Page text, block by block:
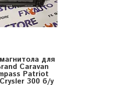
для
Caravan
Patriot
300 б/у